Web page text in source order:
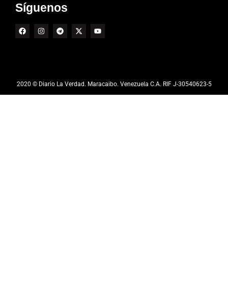
Síguenos
2020 © Diario La Verdad. Maracaibo. Venezuela C.A. RIF J-30540623-5